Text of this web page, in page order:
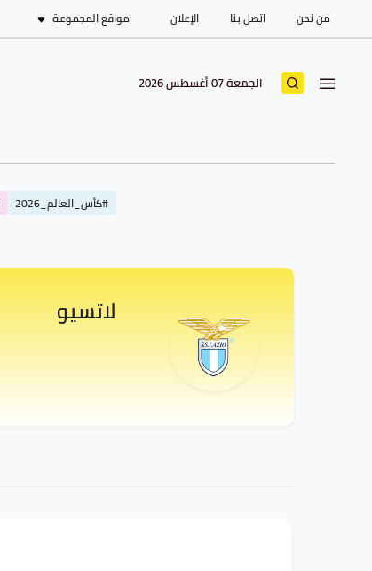
من نحن اتصل بنا الإعلان مواقع المجموعة
الجمعة 07 أغسطس 2026
#كأس_العالم_2026
لاتسيو